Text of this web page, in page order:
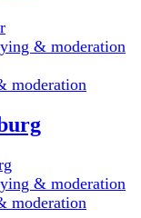
& moderation
moderation
& moderation
moderation